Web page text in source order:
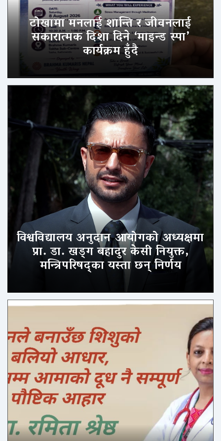
टोखामा मनलाई शान्ति र जीवनलाई
सकारात्मक दिशा दिने ‘माइन्ड स्पा’
कार्यक्रम हुँदै
विश्वविद्यालय अनुदान आयोगको अध्यक्षमा
प्रा. डा. खड्ग बहादुर केसी नियुक्त,
मन्त्रिपरिषद्का यस्ता छन् निर्णय